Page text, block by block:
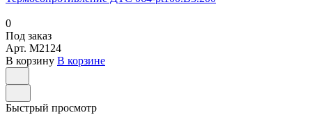
0
Под заказ
Арт. M2124
В корзину В корзине
Быстрый просмотр